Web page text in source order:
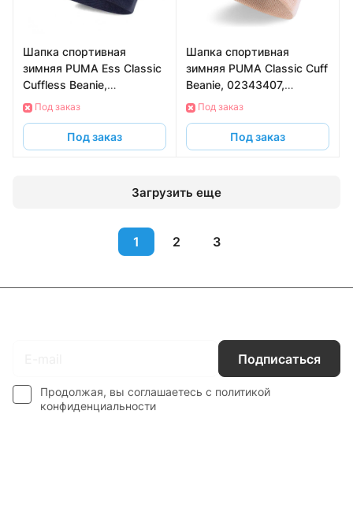
Шапка спортивная
зимняя PUMA Ess Classic
Cuffless Beanie,
02343302, темно-синий
Под заказ
Под заказ
Шапка спортивная
зимняя PUMA Classic Cuff
Beanie, 02343407,
розовый
Под заказ
Под заказ
Загрузить еще
1 2 3
Подписаться
Продолжая, вы соглашаетесь с политикой
конфиденциальности